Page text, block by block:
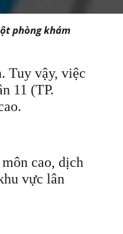
phòng khám
Tuy vậy, việc
11 (TP.
cao, dịch
vực lân